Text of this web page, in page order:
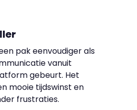
pak eenvoudiger als
vanuit
gebeurt. Het
mooie tijdswinst en
frustraties.